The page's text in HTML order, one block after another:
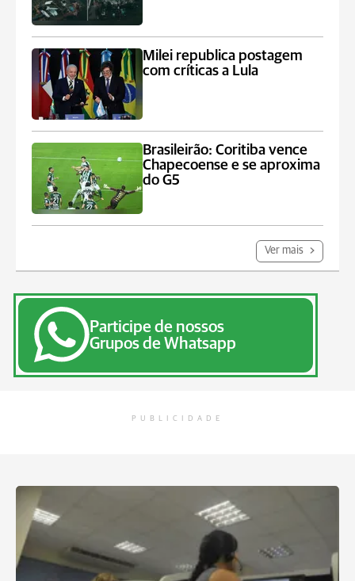
Milei republica postagem
com críticas a Lula
Brasileirão: Coritiba vence
Chapecoense e se aproxima
do G5
Ver mais
Participe de nossos
Grupos de Whatsapp
PUBLICIDADE